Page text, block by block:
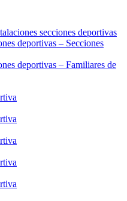
secciones deportivas
deportivas – Secciones
deportivas – Familiares de